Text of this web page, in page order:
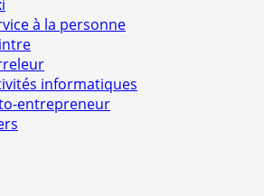
à la personne
informatiques
entrepreneur